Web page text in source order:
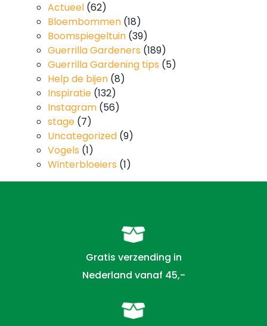
Actueel (62)
Bloembommen (18)
Boomspiegeltuin (39)
Guerrilla Gardeners (189)
Guerrilla Gardening tips (5)
Help de bijen (8)
Inspiratie (132)
Instagram (56)
stage (7)
Uncategorized (9)
Vogels (1)
Winterbloeiers (1)
Gratis verzending in
Nederland vanaf 45,-